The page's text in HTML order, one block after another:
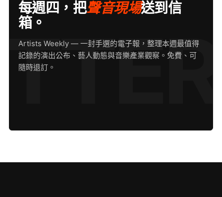
每週四，把聲音現場送到信
箱。
Artists Weekly — 一封手選的電子報，整理本週最值得
記錄的演出公布、藝人動態與音樂產業觀察。免費、可
隨時退訂。